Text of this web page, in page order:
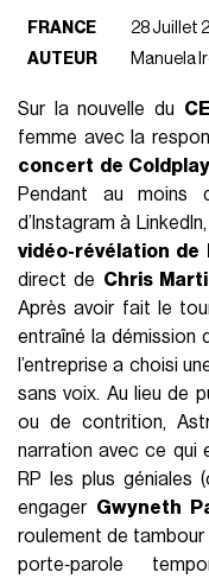
FRANCE
28 Juillet
AUTEUR
Manuela
Sur la nouvelle du
femme avec la
concert de Coldplay
Pendant au moins
d’Instagram à
vidéo-révélation de
direct de Chris
Après avoir fait le
entraîné la démission
l’entreprise a choisi
sans voix. Au lieu de
ou de contrition,
narration avec ce qui
RP les plus géniales
engager Gwyneth
roulement de tambour
porte‑parole